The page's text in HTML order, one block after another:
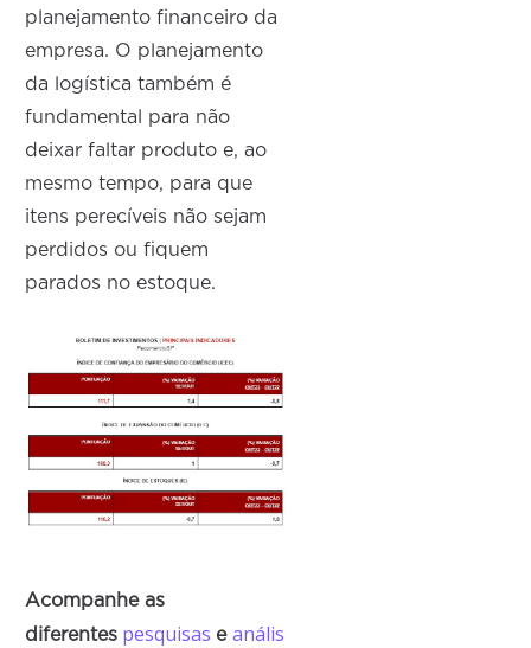
planejamento financeiro da
empresa. O planejamento
da logística também é
fundamental para não
deixar faltar produto e, ao
mesmo tempo, para que
itens perecíveis não sejam
perdidos ou fiquem
parados no estoque.
Acompanhe as
diferentes pesquisas e anális